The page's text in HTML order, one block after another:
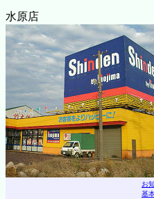
水原店
お
基